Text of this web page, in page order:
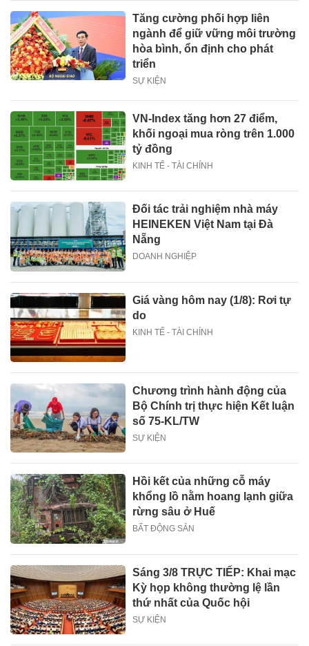
Tăng cường phối hợp liên
ngành để giữ vững môi trường
hòa bình, ổn định cho phát
triển
SỰ KIỆN
VN-Index tăng hơn 27 điểm,
khối ngoại mua ròng trên 1.000
tỷ đồng
KINH TẾ - TÀI CHÍNH
Đối tác trải nghiệm nhà máy
HEINEKEN Việt Nam tại Đà
Nẵng
DOANH NGHIỆP
Giá vàng hôm nay (1/8): Rơi tự
do
KINH TẾ - TÀI CHÍNH
Chương trình hành động của
Bộ Chính trị thực hiện Kết luận
số 75-KL/TW
SỰ KIỆN
Hồi kết của những cỗ máy
khổng lồ nằm hoang lạnh giữa
rừng sâu ở Huế
BẤT ĐỘNG SẢN
Sáng 3/8 TRỰC TIẾP: Khai mạc
Kỳ họp không thường lệ lần
thứ nhất của Quốc hội
SỰ KIỆN